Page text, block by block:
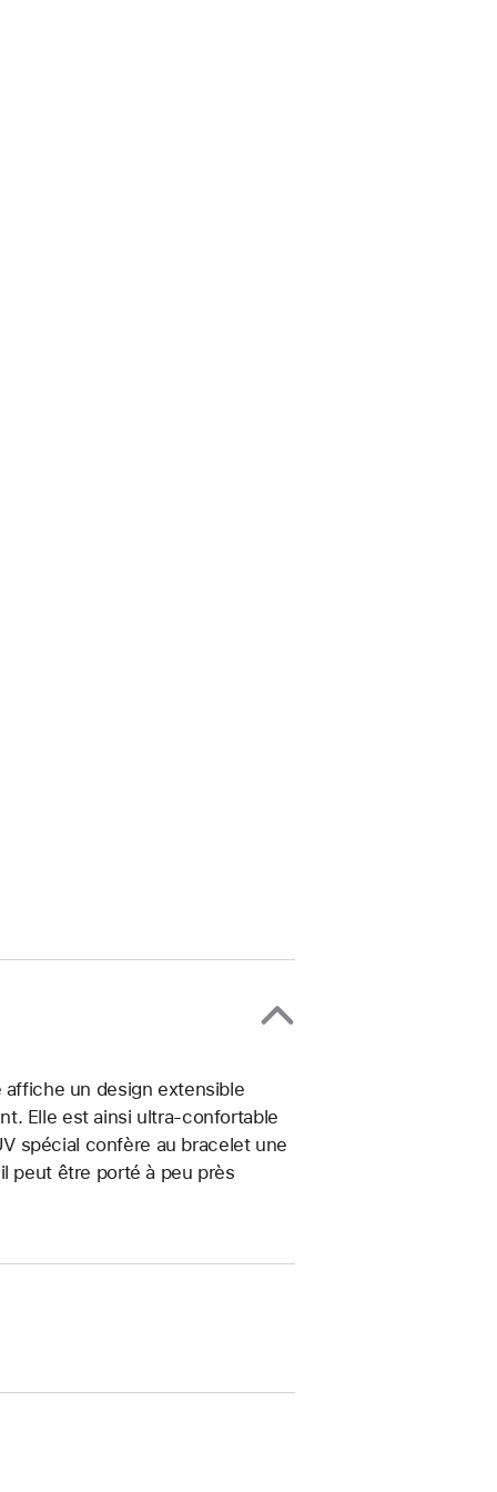
un design extensible
Elle est ainsi ultra-confortable
spécial confère au bracelet une
peut être porté à peu près